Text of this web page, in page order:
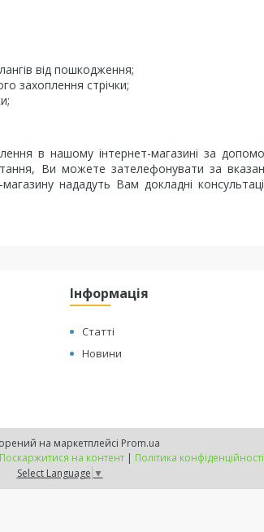
від пошкодження;
захоплення стрічки;
в нашому інтернет-магазині за
Ви можете зателефонувати за
нададуть Вам докладні
Інформація
Статті
Новини
на маркетплейсі Prom.ua
Поскаржитися на контент | Політика конфіденційності
Select Language ▼